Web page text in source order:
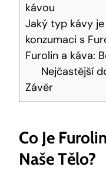
kávou
Jaký typ kávy
konzumaci s
Furolin a káva:
Nejčastější
Závěr
Co Je
Naše Tělo?